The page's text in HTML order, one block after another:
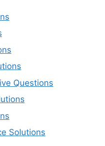
Questions
Solutions